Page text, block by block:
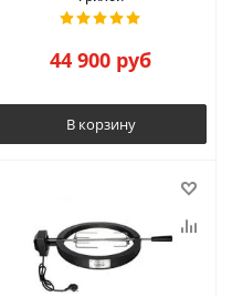
44 900 руб
В корзину